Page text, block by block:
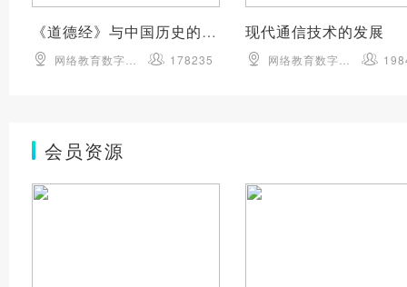
《道德经》与中国历史的关系
网络教育数字化学习资源中心 178235
现代通信技术的发展
网络教育数字化学习资源中心
会员资源